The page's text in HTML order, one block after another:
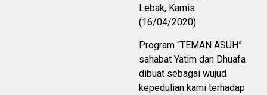
Lebak, Kamis
(16/04/2020).
Program “TEMAN ASUH”
sahabat Yatim dan Dhuafa
dibuat sebagai wujud
kepedulian kami terhadap